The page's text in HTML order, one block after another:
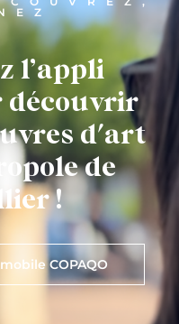
l’appli
découvrir
d'art
de
!
COPAQO